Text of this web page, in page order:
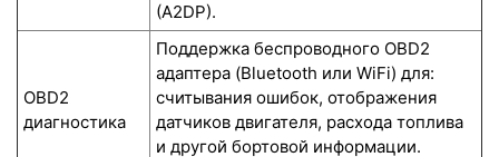
(A2DP).
OBD2
диагностика
Поддержка беспроводного OBD2
адаптера (Bluetooth или WiFi) для:
считывания ошибок, отображения
датчиков двигателя, расхода топлива
и другой бортовой информации.